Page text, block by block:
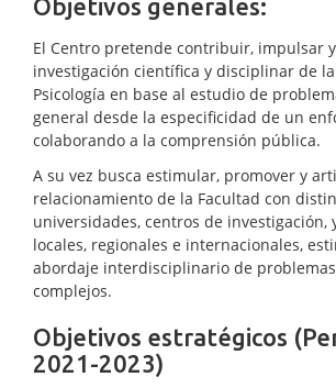
Objetivos generales:
El Centro pretende contribuir, impulsar
investigación científica y disciplinar de
Psicología en base al estudio de
general desde la especificidad de un
colaborando a la comprensión pública.
A su vez busca estimular, promover y
relacionamiento de la Facultad con
universidades, centros de investigación,
locales, regionales e internacionales,
abordaje interdisciplinario de
complejos.
Objetivos estratégicos
2021-2023)